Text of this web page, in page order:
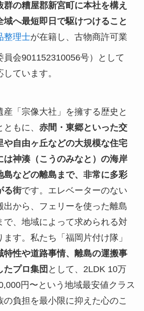
群の糟屋郡新宮町に本社を構え
域へ最短即日で駆けつけること
整理士が在籍し、古物商許可業
員会901152310056号）として
ています。
「宗像大社」を擁する歴史と
もに、 赤間・東郷といった交
や自由ヶ丘などの大規模な住宅
は神湊（こうのみなと）の海岸
島などの離島まで、非常に多彩
る街です。エレベーターのない
出から、フェリーを使った離島
で、地域によって求められる対
す。私たち「福岡片付け隊」
特性や道路事情、離島の運搬事
たプロ集団 として、2LDK 10万
円〜という地域最安値クラス
の負担を最小限に抑えた心のこ